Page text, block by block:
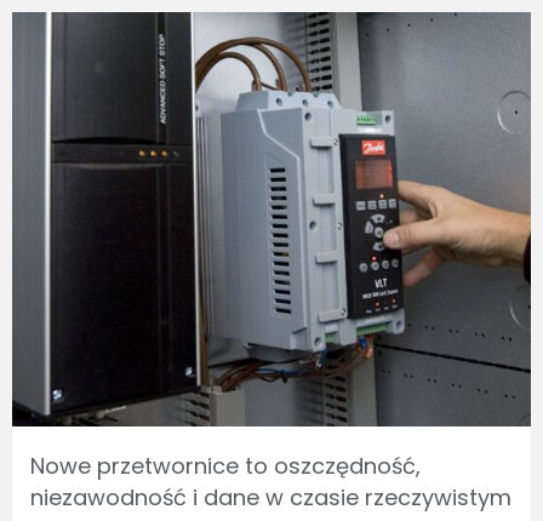
Nowe przetwornice to oszczędność,
niezawodność i dane w czasie rzeczywistym